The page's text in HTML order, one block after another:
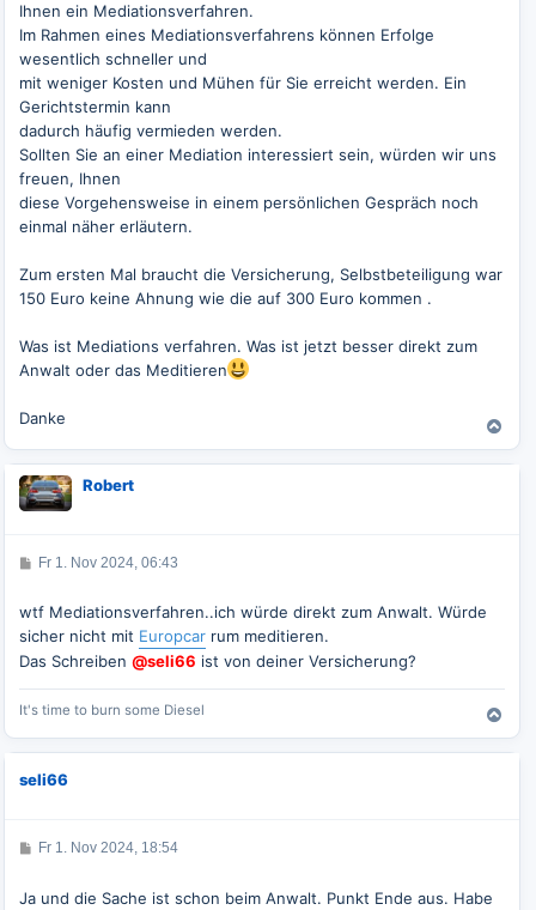
Ihnen ein Mediationsverfahren.
Im Rahmen eines Mediationsverfahrens können Erfolge
wesentlich schneller und
mit weniger Kosten und Mühen für Sie erreicht werden. Ein
Gerichtstermin kann
dadurch häufig vermieden werden.
Sollten Sie an einer Mediation interessiert sein, würden wir uns
freuen, Ihnen
diese Vorgehensweise in einem persönlichen Gespräch noch
einmal näher erläutern.
Zum ersten Mal braucht die Versicherung, Selbstbeteiligung war
150 Euro keine Ahnung wie die auf 300 Euro kommen .
Was ist Mediations verfahren. Was ist jetzt besser direkt zum
Anwalt oder das Meditieren
Danke
N
Robert
B
t
a
g
Fr 1. Nov 2024, 06:43
wtf Mediationsverfahren..ich würde direkt zum Anwalt. Würde
sicher nicht mit Europcar rum meditieren.
Das Schreiben @seli66 ist von deiner Versicherung?
It's time to burn some Diesel
N
seli66
B
t
Fr 1. Nov 2024, 18:54
Ja und die Sache ist schon beim Anwalt. Punkt Ende aus. Habe